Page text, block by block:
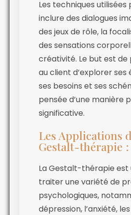
Les techniques utilisées
inclure des dialogues
des jeux de rôle, la
des sensations
créativité. Le but est
au client d’explorer ses
ses besoins et ses
pensée d’une manière
significative.
Les Applications
Gestalt-thérapie :
La Gestalt-thérapie est
traiter une variété de
psychologiques,
dépression, l’anxiété,